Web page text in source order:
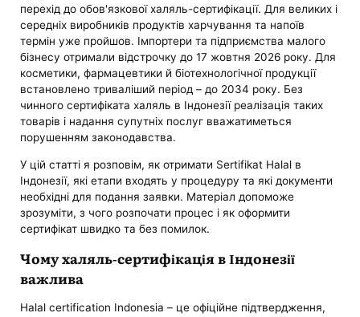
перехід до обов'язкової халяль-сертифікації. Для великих і
середніх виробників продуктів харчування та напоїв
термін уже пройшов. Імпортери та підприємства малого
бізнесу отримали відстрочку до 17 жовтня 2026 року. Для
косметики, фармацевтики й біотехнологічної продукції
встановлено триваліший період – до 2034 року. Без
чинного сертифіката халяль в Індонезії реалізація таких
товарів і надання супутніх послуг вважатиметься
порушенням законодавства.
У цій статті я розповім, як отримати Sertifikat Halal в
Індонезії, які етапи входять у процедуру та які документи
необхідні для подання заявки. Матеріал допоможе
зрозуміти, з чого розпочати процес і як оформити
сертифікат швидко та без помилок.
Чому халяль-сертифікація в Індонезії
важлива
Halal certification Indonesia – це офіційне підтвердження,